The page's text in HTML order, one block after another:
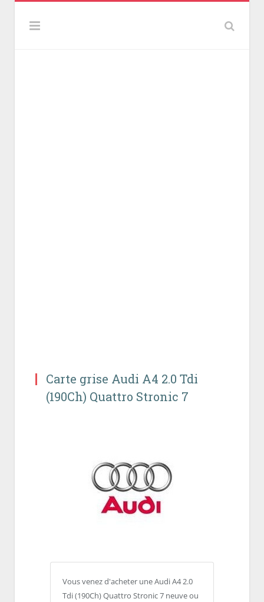
Carte grise Audi A4 2.0 Tdi
(190Ch) Quattro Stronic 7
Vous venez d'acheter une Audi A4 2.0
Tdi (190Ch) Quattro Stronic 7 neuve ou